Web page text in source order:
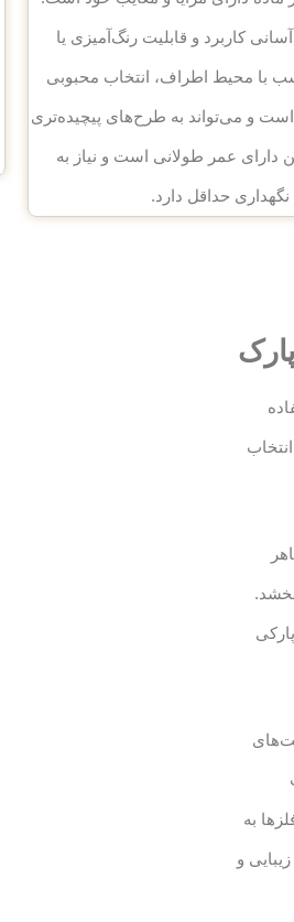
کاربرد و قابلیت رنگ‌آمیزی یا
با محیط اطراف، انتخاب محبوبی
و می‌تواند به طرح‌های پیچیده‌تری
دارای عمر طولانی است و نیاز به
نگهداری حداقل دارد.
به
و